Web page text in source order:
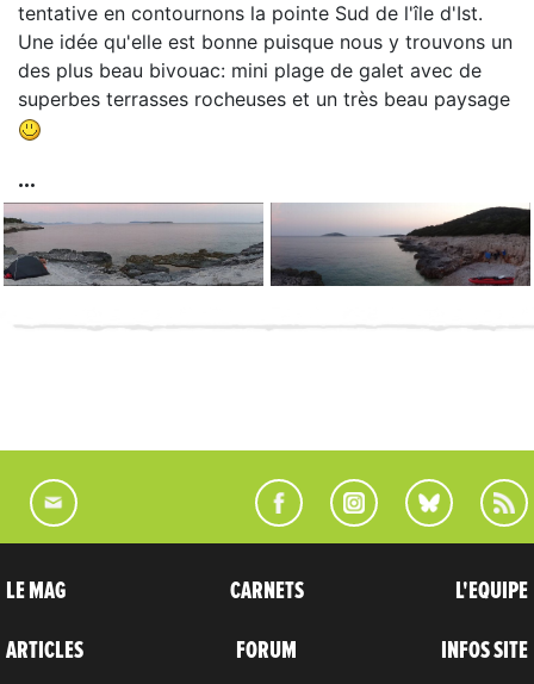
tentative en contournons la pointe Sud de l'île d'Ist.
Une idée qu'elle est bonne puisque nous y trouvons un
des plus beau bivouac: mini plage de galet avec de
superbes terrasses rocheuses et un très beau paysage
LE MAG
ARTICLES
CARNETS
FORUM
L'EQUIPE
INFOS SITE